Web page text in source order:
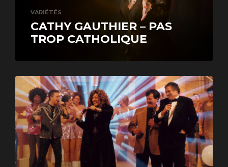
VARIÉTÉS
CATHY GAUTHIER – PAS
TROP CATHOLIQUE